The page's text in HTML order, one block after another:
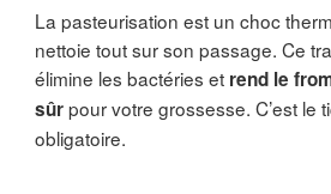
La pasteurisation est un choc
nettoie tout sur son passage. Ce
élimine les bactéries et rend le
sûrpour votre grossesse. C’est le
obligatoire.